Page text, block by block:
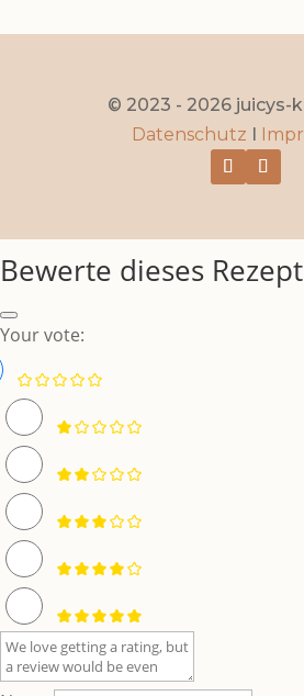
© 2023 - 2026 juicys-
Datenschutz I
Bewerte dieses Rezept
Your vote: